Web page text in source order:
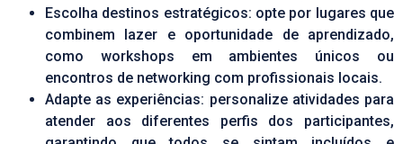
Escolha destinos estratégicos: opte por lugares que
combinem lazer e oportunidade de aprendizado,
como workshops em ambientes únicos ou
encontros de networking com profissionais locais.
Adapte as experiências: personalize atividades para
atender aos diferentes perfis dos participantes,